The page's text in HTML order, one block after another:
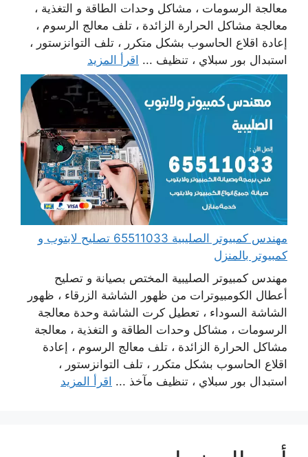
معالجة الرسومات ، مشاكل وحدات الطاقة و التغذية ،
معالجة مشاكل الحرارة الزائدة ، تلف معالج الرسوم ،
إعادة اقلاع الحاسوب بشكل متكرر ، تلف التوانزستور ،
استبدال بور سبلاي ، تنظيف ... اقرأ المزيد
مهندس كمبيوتر الصليبية 65511033 تصليح لابتوب و
كمبيوتر بالمنزل
مهندس كمبيوتر الصليبية المختص بصيانة و تصليح
أعطال الكومبيوترات من ظهور الشاشة الزرقاء ، ظهور
الشاشة السوداء ، تعطيل كرت الشاشة وحدة معالجة
الرسومات ، مشاكل وحدات الطاقة و التغذية ، معالجة
مشاكل الحرارة الزائدة ، تلف معالج الرسوم ، إعادة
اقلاع الحاسوب بشكل متكرر ، تلف التوانزستور ،
استبدال بور سبلاي ، تنظيف مآخذ ... اقرأ المزيد